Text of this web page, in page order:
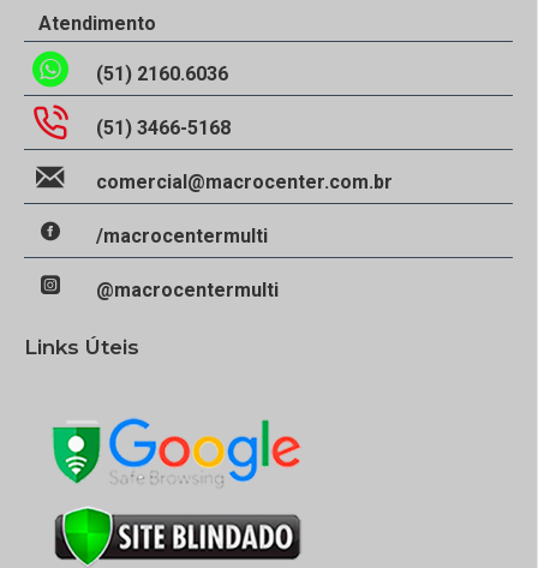
Atendimento
(51) 2160.6036
(51) 3466-5168
comercial@macrocenter.com.br
/macrocentermulti
@macrocentermulti
Links Úteis